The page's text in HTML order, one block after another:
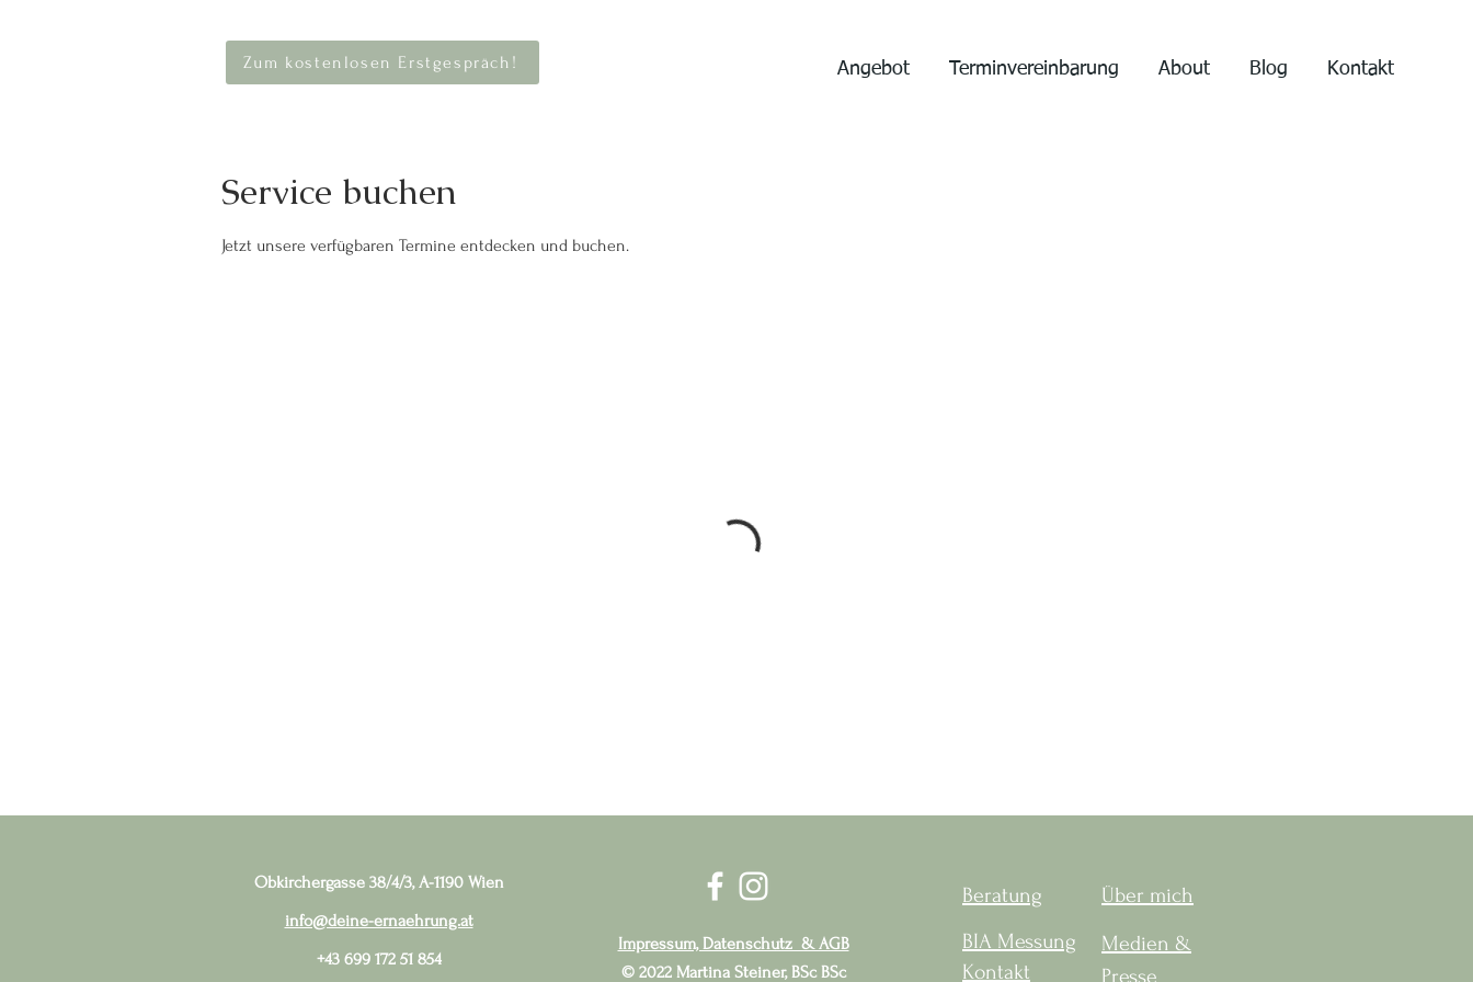
Angebot Terminvereinbarung About Blog Kontakt
Zum kostenlosen Erstgespräch!
Service buchen
Jetzt unsere verfügbaren Termine entdecken und buchen.
Obkirchergasse 38/4/3, A-1190 Wien
info@deine-ernaehrung.at
+43 699 172 51 854
Impressum, Datenschutz & AGB
© 2022 Martina Steiner, BSc BSc
Beratung
Über mich
BIA Messung
Kontakt
Medien &
Presse